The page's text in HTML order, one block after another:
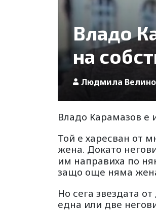
Владо
на
Людмила
Владо Карамазов е
Той е харесван от
жена. Докато
им направиха по
защо още няма
Но сега звездата
една или две